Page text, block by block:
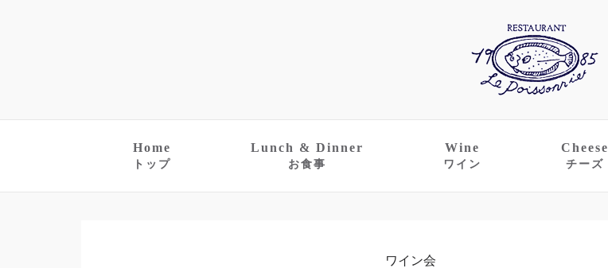
Home
トップ
Lunch & Dinner
お食事
Wine
ワイン
Cheese
チーズ
ワイン会